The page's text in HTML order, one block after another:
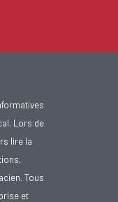
Lors de
lire la
Tous
et